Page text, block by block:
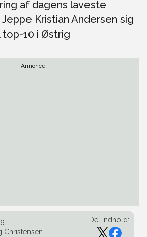
af dagens laveste
Kristian Andersen sig
10 i Østrig
Annonce
Christensen
Del indhold: